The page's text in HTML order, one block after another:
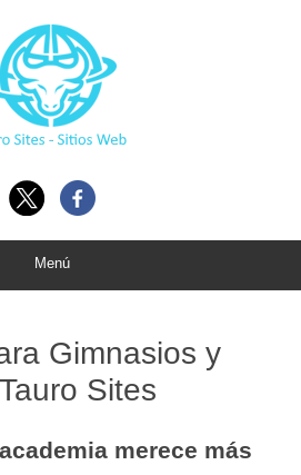
Menú
Gimnasios y
Sites
merece más